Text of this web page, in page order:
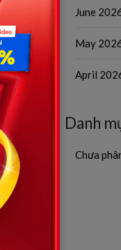
June
May
April
Danh
Chưa